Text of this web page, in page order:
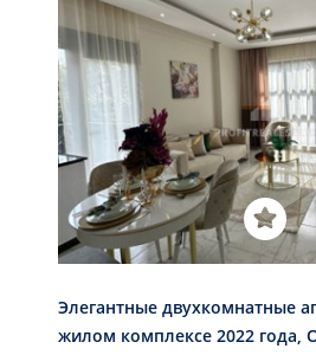
Элегантные двухкомнатные
жилом комплексе 2022 года,